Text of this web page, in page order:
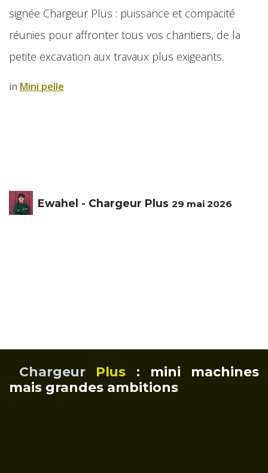
signée Chargeur Plus : puissance et compacité
réunies pour affronter tous vos chantiers, de la
petite excavation aux travaux plus exigeants.
in ​Mini pelle
Ewahel - Chargeur Plus 29 mai 2026
Chargeur Plus : mini machines
mais grandes ambitions